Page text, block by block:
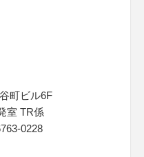
町ビル6F
室 TR係
0228